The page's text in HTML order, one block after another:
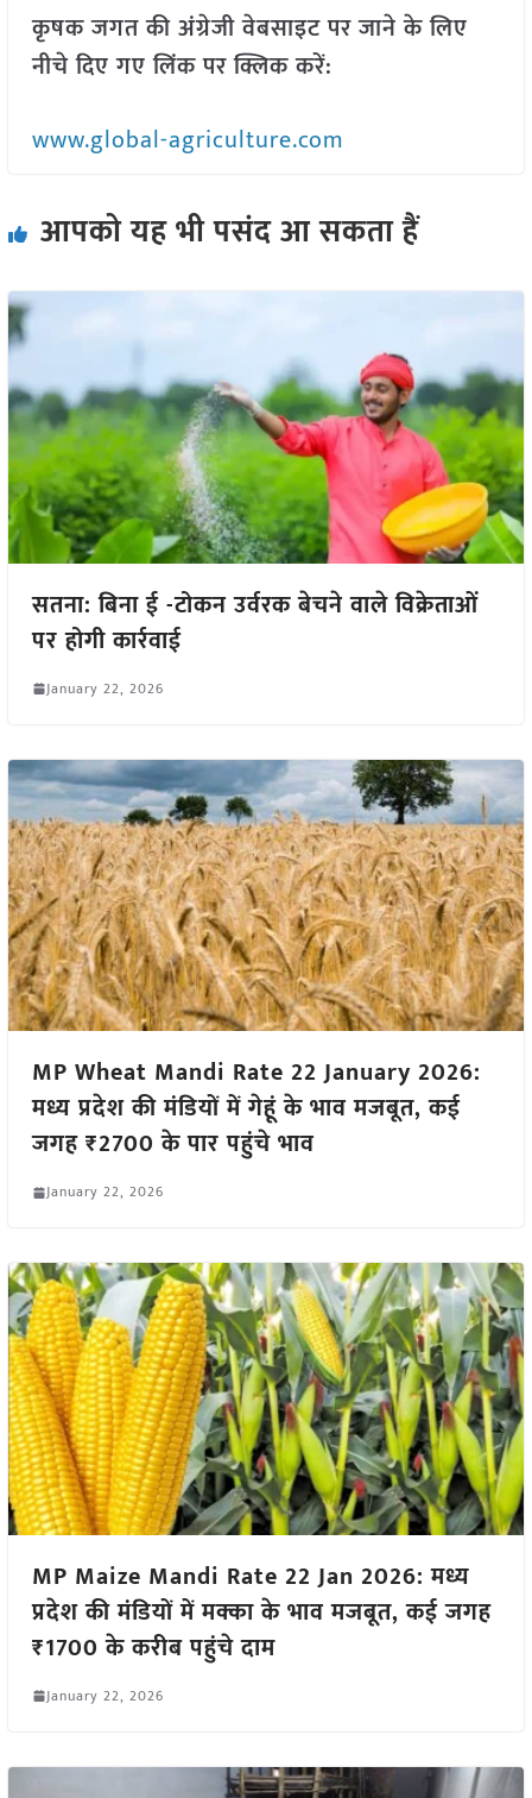
कृषक जगत की अंग्रेजी वेबसाइट पर जाने के लिए
नीचे दिए गए लिंक पर क्लिक करें:
www.global-agriculture.com
आपको यह भी पसंद आ सकता हैं
सतना: बिना ई -टोकन उर्वरक बेचने वाले विक्रेताओं
पर होगी कार्रवाई
January 22, 2026
MP Wheat Mandi Rate 22 January 2026:
मध्य प्रदेश की मंडियों में गेहूं के भाव मजबूत, कई
जगह ₹2700 के पार पहुंचे भाव
January 22, 2026
MP Maize Mandi Rate 22 Jan 2026: मध्य
प्रदेश की मंडियों में मक्का के भाव मजबूत, कई जगह
₹1700 के करीब पहुंचे दाम
January 22, 2026